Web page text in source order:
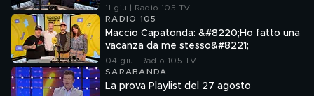
che si possa fare"
11 giu | Radio 105 TV
RADIO 105
Maccio Capatonda: &#8220;Ho fatto una
vacanza da me stesso&#8221;
04 giu | Radio 105 TV
SARABANDA
La prova Playlist del 27 agosto